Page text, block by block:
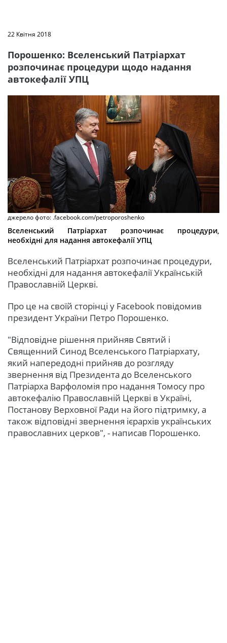
22 Квітня 2018
Порошенко: Вселенський Патріархат
розпочинає процедури щодо надання
автокефалії УПЦ
джерело фото: .facebook.com/petroporoshenko
Вселенський Патріархат розпочинає процедури,
необхідні для надання автокефалії УПЦ
Вселенський Патріархат розпочинає процедури,
необхідні для надання автокефалії Українській
Православній Церкві.
Про це на своїй сторінці у Facebook повідомив
президент України Петро Порошенко.
"Відповідне рішення прийняв Святий і
Священний Синод Вселенського Патріархату,
який напередодні прийняв до розгляду
звернення від Президента до Вселенського
Патріарха Варфоломія про надання Томосу про
автокефалію Православній Церкві в Україні,
Постанову Верховної Ради на його підтримку, а
також відповідні звернення ієрархів українських
православних церков", - написав Порошенко.